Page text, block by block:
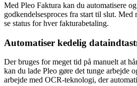
Med Pleo Faktura kan du automatisere
godkendelsesproces fra start til slut.
se status for hver fakturabetaling.
Automatiser kedelig
Der bruges for meget tid på manuelt at
kan du lade Pleo gøre det tunge arbejde
arbejde med OCR-teknologi, der